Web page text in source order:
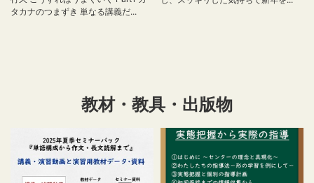
タカナのつまずき 単なる講義だ...
教材・教具・出版物